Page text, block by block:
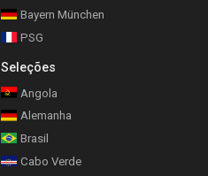
Bayern München
PSG
Seleções
Angola
Alemanha
Brasil
Cabo Verde